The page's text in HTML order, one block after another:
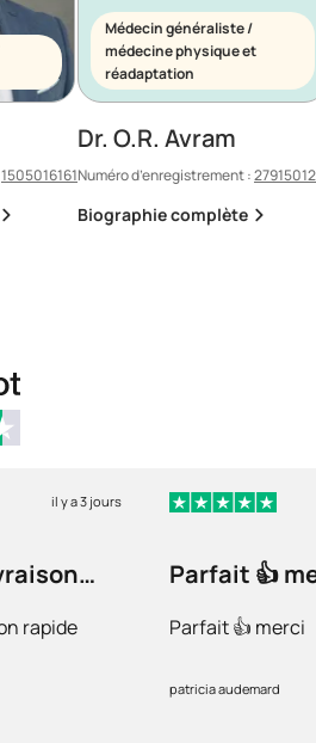
1505016161
Médecin généraliste /
médecine physique et
réadaptation
Dr. O.R. Avram
Numéro d’enregistrement :
Biographie complète
il y a 3 jours
rapide
Parfait 👍
Parfait 👍 merci
patricia audemard